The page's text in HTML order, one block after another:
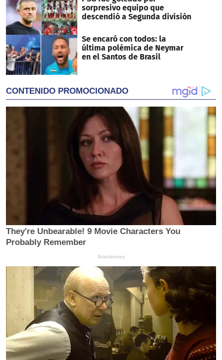
sorpresivo equipo que
descendió a Segunda división
Se encaró con todos: la
última polémica de Neymar
en el Santos de Brasil